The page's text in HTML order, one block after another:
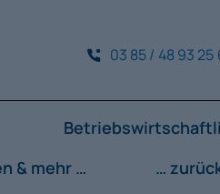
03 85 / 48 93 25
& mehr …
…